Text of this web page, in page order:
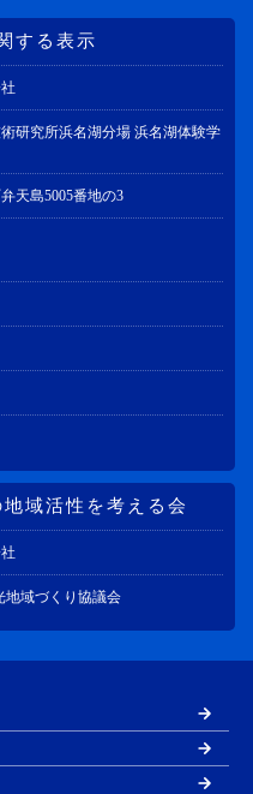
する表示
研究所浜名湖分場 浜名湖体験学
天島5005番地の3
域活性を考える会
地域づくり協議会